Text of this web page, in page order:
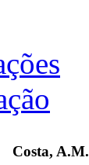
Costa, A.M.